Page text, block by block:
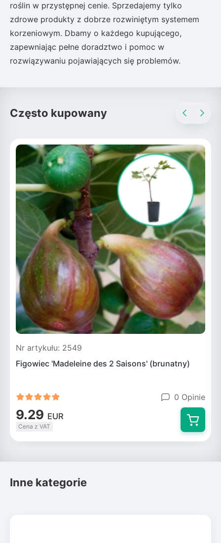
roślin w przystępnej cenie. Sprzedajemy tylko
zdrowe produkty z dobrze rozwiniętym systemem
korzeniowym. Dbamy o każdego kupującego,
zapewniając pełne doradztwo i pomoc w
rozwiązywaniu pojawiających się problemów.
Często kupowany
Nr artykułu: 2549
Figowiec 'Madeleine des 2 Saisons' (brunatny)
0 Opinie
9.29 EUR
Cena z VAT
Inne kategorie